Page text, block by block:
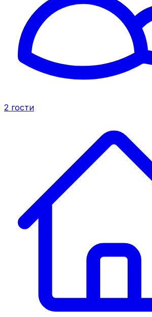
2 гости